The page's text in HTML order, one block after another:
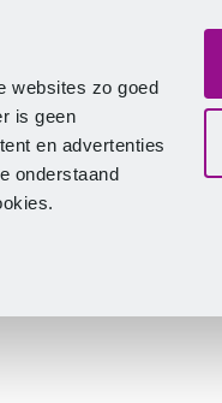
websites zo goed
is geen
en advertenties
onderstaand